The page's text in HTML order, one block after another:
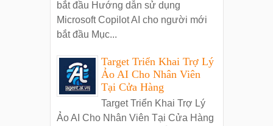
bắt đầu Hướng dẫn sử dụng
Microsoft Copilot AI cho người mới
bắt đầu Mục...
Target Triển Khai Trợ Lý
Ảo AI Cho Nhân Viên
Tại Cửa Hàng
Target Triển Khai Trợ Lý
Ảo AI Cho Nhân Viên Tại Cửa Hàng